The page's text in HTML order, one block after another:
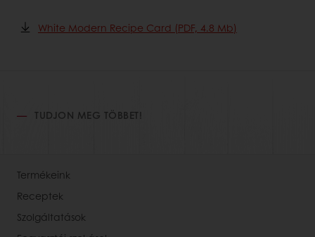
White Modern Recipe Card (PDF, 4.8 Mb)
TUDJON MEG TÖBBET!
Termékeink
Receptek
Szolgáltatások